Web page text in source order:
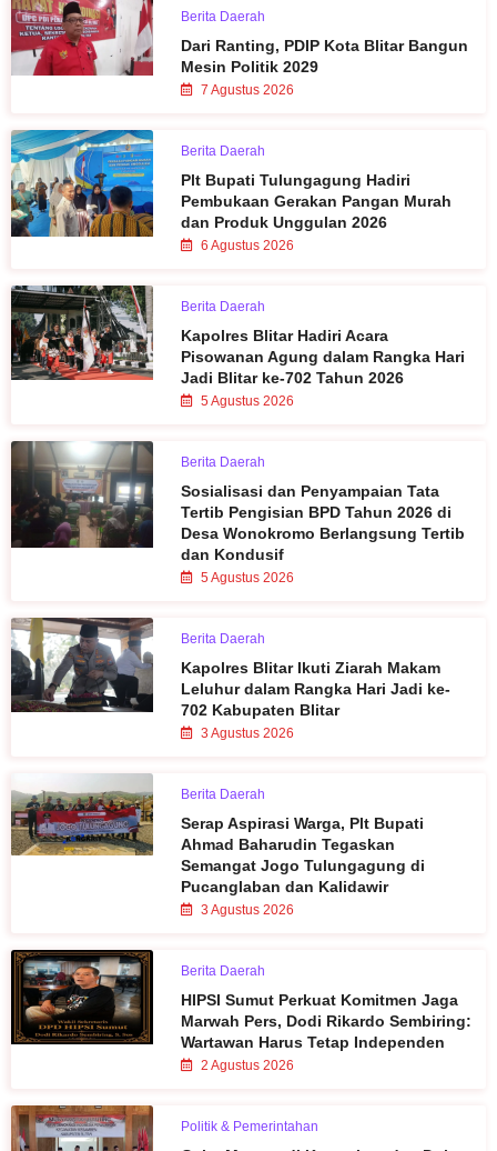
Berita Daerah
Dari Ranting, PDIP Kota Blitar Bangun
Mesin Politik 2029
7 Agustus 2026
Berita Daerah
Plt Bupati Tulungagung Hadiri
Pembukaan Gerakan Pangan Murah
dan Produk Unggulan 2026
6 Agustus 2026
Berita Daerah
Kapolres Blitar Hadiri Acara
Pisowanan Agung dalam Rangka Hari
Jadi Blitar ke-702 Tahun 2026
5 Agustus 2026
Berita Daerah
Sosialisasi dan Penyampaian Tata
Tertib Pengisian BPD Tahun 2026 di
Desa Wonokromo Berlangsung Tertib
dan Kondusif
5 Agustus 2026
Berita Daerah
Kapolres Blitar Ikuti Ziarah Makam
Leluhur dalam Rangka Hari Jadi ke-
702 Kabupaten Blitar
3 Agustus 2026
Berita Daerah
Serap Aspirasi Warga, Plt Bupati
Ahmad Baharudin Tegaskan
Semangat Jogo Tulungagung di
Pucanglaban dan Kalidawir
3 Agustus 2026
Berita Daerah
HIPSI Sumut Perkuat Komitmen Jaga
Marwah Pers, Dodi Rikardo Sembiring:
Wartawan Harus Tetap Independen
2 Agustus 2026
Politik & Pemerintahan